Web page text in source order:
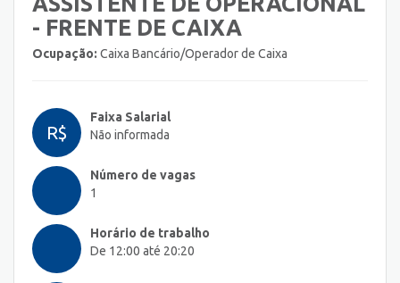
- FRENTE DE CAIXA
Ocupação: Caixa Bancário/Operador de Caixa
R$
Faixa Salarial
Não informada
Número de vagas
1
Horário de trabalho
De 12:00 até 20:20